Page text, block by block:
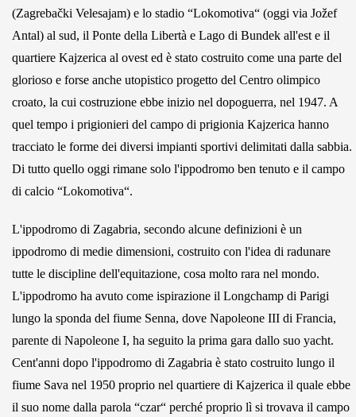
(Zagrebački Velesajam) e lo stadio “Lokomotiva“ (oggi via Jožef
Antal) al sud, il Ponte della Libertà e Lago di Bundek all'est e il
quartiere Kajzerica al ovest ed è stato costruito come una parte del
glorioso e forse anche utopistico progetto del Centro olimpico
croato, la cui costruzione ebbe inizio nel dopoguerra, nel 1947. A
quel tempo i prigionieri del campo di prigionia Kajzerica hanno
tracciato le forme dei diversi impianti sportivi delimitati dalla sabbia.
Di tutto quello oggi rimane solo l'ippodromo ben tenuto e il campo
di calcio “Lokomotiva“.
L'ippodromo di Zagabria, secondo alcune definizioni è un
ippodromo di medie dimensioni, costruito con l'idea di radunare
tutte le discipline dell'equitazione, cosa molto rara nel mondo.
L'ippodromo ha avuto come ispirazione il Longchamp di Parigi
lungo la sponda del fiume Senna, dove Napoleone III di Francia,
parente di Napoleone I, ha seguito la prima gara dallo suo yacht.
Cent'anni dopo l'ippodromo di Zagabria è stato costruito lungo il
fiume Sava nel 1950 proprio nel quartiere di Kajzerica il quale ebbe
il suo nome dalla parola “czar“ perché proprio lì si trovava il campo